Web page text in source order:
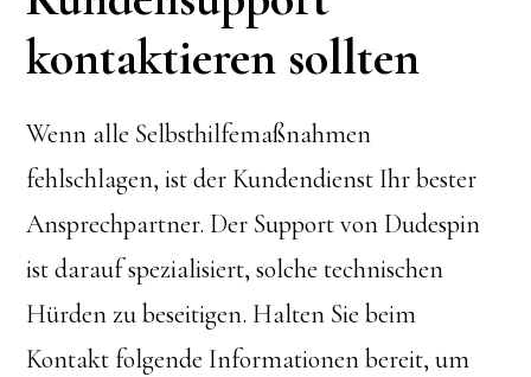
kontaktieren sollten
Wenn alle Selbsthilfemaßnahmen
fehlschlagen, ist der Kundendienst Ihr bester
Ansprechpartner. Der Support von Dudespin
ist darauf spezialisiert, solche technischen
Hürden zu beseitigen. Halten Sie beim
Kontakt folgende Informationen bereit, um